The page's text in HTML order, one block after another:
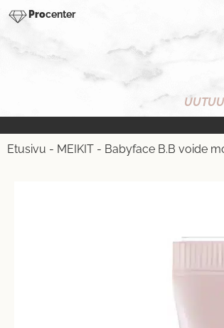
Procenter
Etusivu - MEIKIT - Babyface B.B voide